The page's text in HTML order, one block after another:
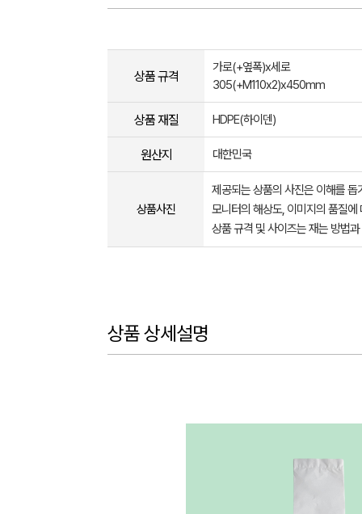
상품 규격
가로(+옆폭)x세로
305(+M110x2)x450mm
상품 재질 HDPE(하이덴)
원산지 대한민국
상품사진
제공되는 상품의 사진은 이해를
모니터의 해상도, 이미지의 품질
상품 규격 및 사이즈는 재는 방법
상품 상세설명